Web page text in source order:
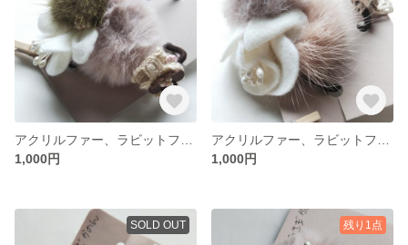
1,000円
1,000円
SOLD OUT 残り1点